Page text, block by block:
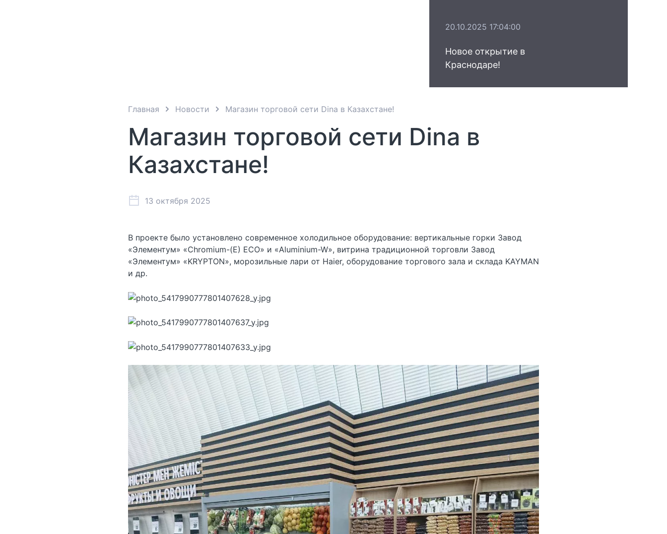
20.10.2025 17:04:00
Новое открытие в
Краснодаре!
Главная Новости Магазин торговой сети Dina в Казахстане!
Магазин торговой сети Dina в
Казахстане!
13 октября 2025
В проекте было установлено современное холодильное оборудование: вертикальные горки Завод
«Элементум» «Chromium-(E) ECO» и «Aluminium-W», витрина традиционной торговли Завод
«Элементум» «KRYPTON», морозильные лари от Haier, оборудование торгового зала и склада KAYMAN
и др.